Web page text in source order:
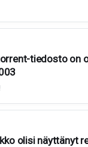
tiedosto on
olisi näyttänyt